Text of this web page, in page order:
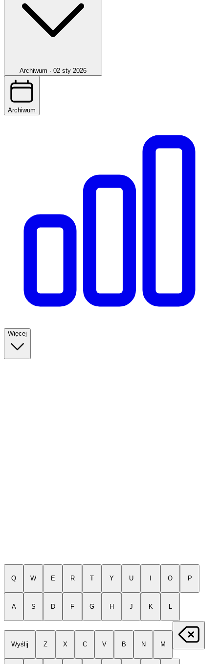
Archiwum · 02 sty 2026
Archiwum
Więcej
Q W E R T Y U O P
A S D F G H J K L
Wyślij Z X C V B N M